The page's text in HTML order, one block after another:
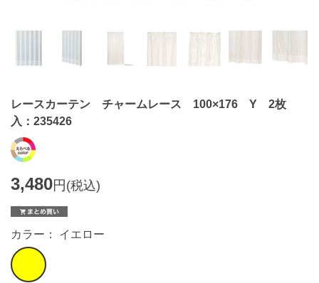
レースカーテン チャームレース 100×176 Y 2枚
入：235426
3,480円(税込)
カラー： イエロー